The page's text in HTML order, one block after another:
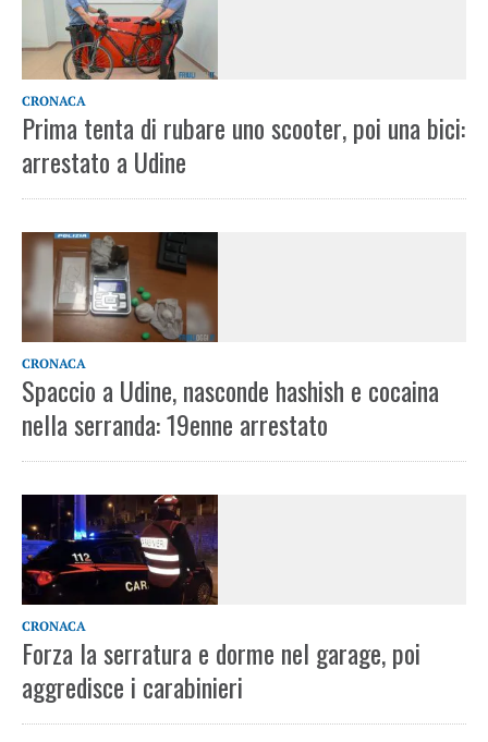
CRONACA
Prima tenta di rubare uno scooter, poi una bici:
arrestato a Udine
CRONACA
Spaccio a Udine, nasconde hashish e cocaina
nella serranda: 19enne arrestato
CRONACA
Forza la serratura e dorme nel garage, poi
aggredisce i carabinieri